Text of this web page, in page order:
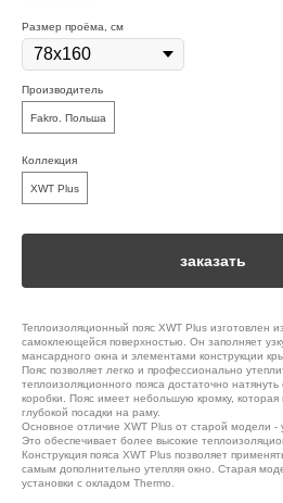
Размер проёма, см
Производитель
Fakro. Польша
Коллекция
XWT Plus
заказать
Теплоизоляционный пояс XWT Plus изготовлен
самоклеющейся поверхностью. Он заполняет
мансардного окна и элементами конструкции
Пояс позволяет легко и профессионально
теплоизоляционного пояса достаточно
коробки. Пояс имеет небольшую кромку,
глубокой посадки на раму.
Основное отличие XWT Plus от старой модели
Это обеспечивает более высокие
Конструкция пояса XWT Plus позволяет
самым дополнительно утепляя окно. Старая
установки с окладом Thermo.